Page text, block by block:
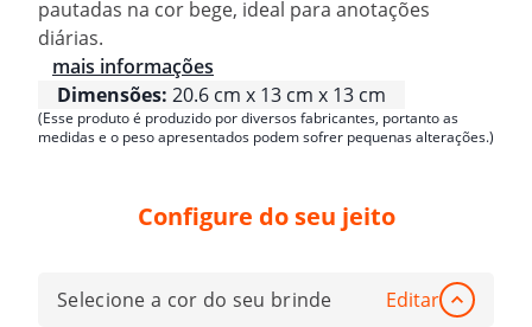
pautadas na cor bege, ideal para anotações
diárias.
mais informações
Dimensões: 20.6 cm x 13 cm x 13 cm
(Esse produto é produzido por diversos fabricantes, portanto as
medidas e o peso apresentados podem sofrer pequenas alterações.)
Configure do seu jeito
Selecione a cor do seu brinde Editar